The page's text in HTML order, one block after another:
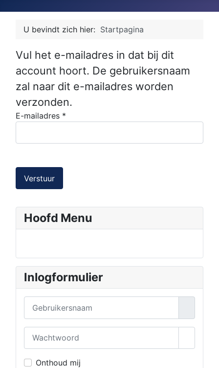
Hoofd Menu
Inlogformulier
Onthoud mij
U bevindt zich hier: Startpagina
Vul het e-mailadres in dat bij dit
account hoort. De gebruikersnaam
zal naar dit e-mailadres worden
verzonden.
E-mailadres *
Verstuur